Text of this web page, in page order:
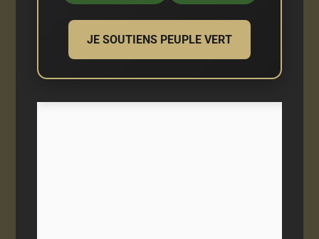
JE SOUTIENS PEUPLE VERT